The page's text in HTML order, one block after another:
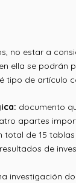
no estar a
ella se
tipo de artículo
documento
apartes
de 15
de
investigación